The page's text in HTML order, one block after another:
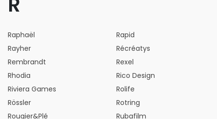
Raphaël
Rapid
Rayher
Récréatys
Rembrandt
Rexel
Rhodia
Rico Design
Riviera Games
Rolife
Rössler
Rotring
Rougier&Plé
Rubafilm